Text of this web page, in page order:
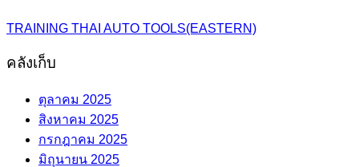
TRAINING THAI AUTO TOOLS(EASTERN)
คลังเก็บ
ตุลาคม 2025
สิงหาคม 2025
กรกฎาคม 2025
มิถุนายน 2025